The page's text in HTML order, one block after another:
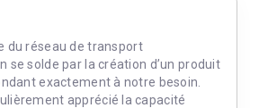
du réseau de transport
se solde par la création d’un produit
exactement à notre besoin.
apprécié la capacité